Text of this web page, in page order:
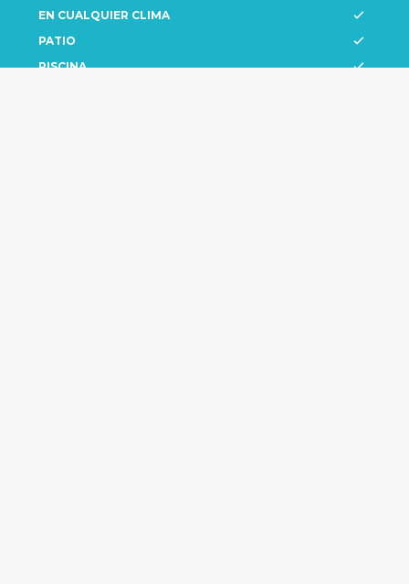
EN CUALQUIER CLIMA
PATIO
PISCINA